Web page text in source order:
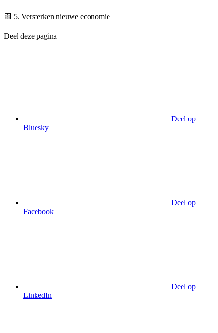
🟨 5. Versterken nieuwe economie
Deel deze pagina
Deel op
Bluesky
Deel op
Facebook
Deel op
LinkedIn